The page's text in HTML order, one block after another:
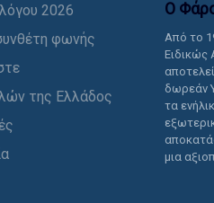
2026
φωνής
της Ελλάδος
Ο
Από το
δωρεάν
τα
μια